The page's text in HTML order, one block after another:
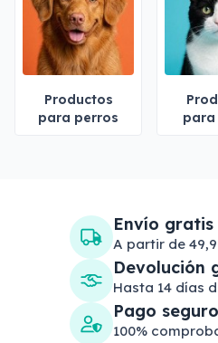
Productos
para perros
Envío gratis
A partir de
Devolución
Hasta 14 días
Pago seguro
100%